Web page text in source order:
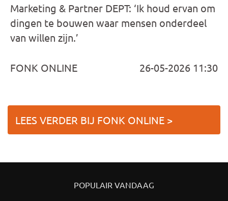
Marketing & Partner DEPT: ‘Ik houd ervan om
dingen te bouwen waar mensen onderdeel
van willen zijn.’
FONK ONLINE 26-05-2026 11:30
LEES VERDER BIJ FONK ONLINE >
POPULAIR VANDAAG